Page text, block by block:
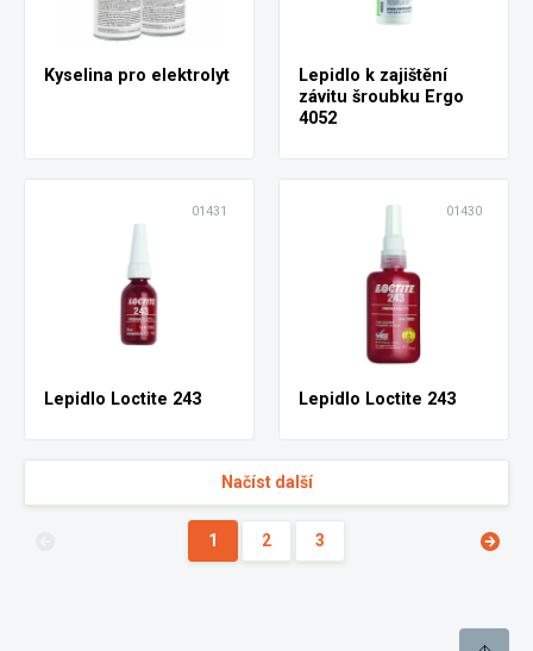
Kyselina pro elektrolyt
Lepidlo k zajištění
závitu šroubku Ergo
4052
01431
Lepidlo Loctite 243
01430
Lepidlo Loctite 243
Načíst další
1 2 3